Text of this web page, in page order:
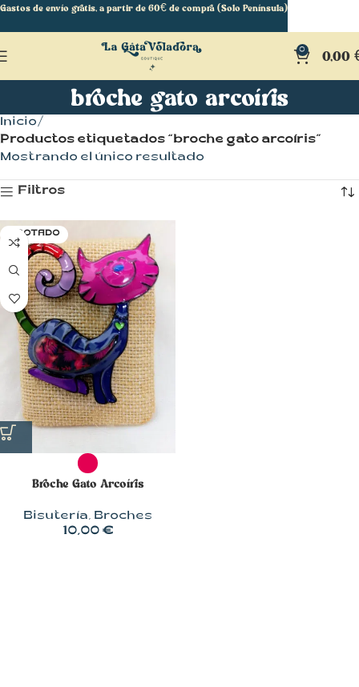
0 0,00
broche gato arcoíris
Inicio
Productos etiquetados “broche gato arcoíris”
Mostrando el único resultado
Filtros
AGOTADO
Broche Gato Arcoíris
Bisutería, Broches
10,00 €
Gastos de envío gratis, a partir de 60€ de compra (Solo Península)